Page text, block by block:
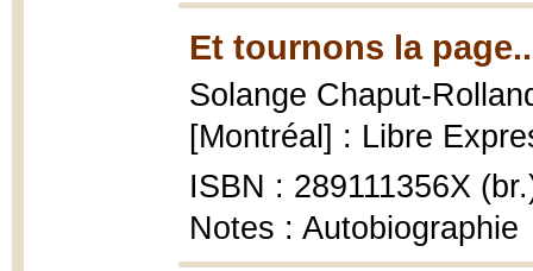
Et tournons la
Solange Chaput-
[Montréal] : Libre
ISBN : 289111356X
Notes : Autobiographie